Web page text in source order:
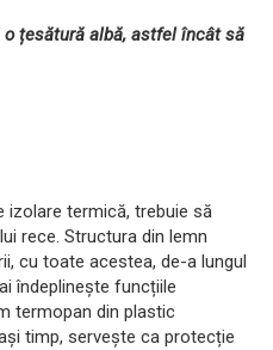
țesătură albă, astfel încât să
izolare termică, trebuie să
rece. Structura din lemn
cu toate acestea, de-a lungul
îndeplinește funcțiile
termopan din plastic
timp, servește ca protecție